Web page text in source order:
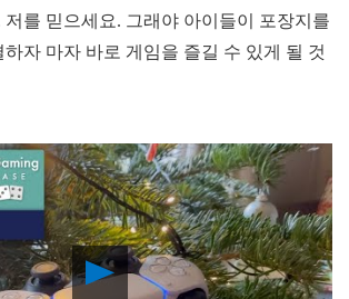
저를 믿으세요. 그래야 아이들이 포장지를
자 마자 바로 게임을 즐길 수 있게 될 것
Play
Video